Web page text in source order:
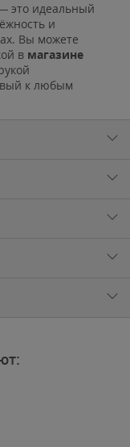
это идеальный
и
Вы можете
в магазине
к любым